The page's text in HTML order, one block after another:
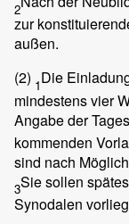
2
zur
außen.
(2) 1Die
mindestens vier
Angabe der
kommenden
sind nach
3Sie sollen
Synodalen